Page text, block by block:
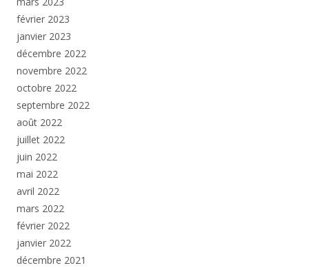
février 2023
janvier 2023
décembre 2022
novembre 2022
octobre 2022
septembre 2022
août 2022
juillet 2022
juin 2022
mai 2022
avril 2022
mars 2022
février 2022
janvier 2022
décembre 2021